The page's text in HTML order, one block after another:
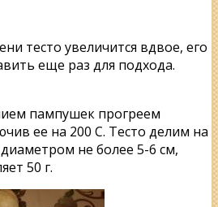
тесто увеличится вдвое, его
еще раз для подхода.
пампушек прогреем
ее на 200 С. Тесто делим на
не более 5-6 см,
50 г.